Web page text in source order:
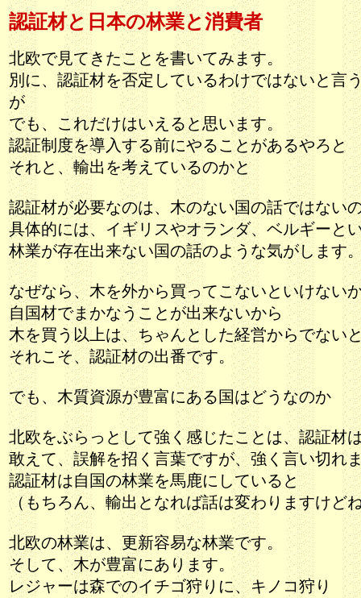
認証材と日本の林業と消費者
北欧で見てきたことを書いてみます。
別に、認証材を否定しているわけではないと言
が
でも、これだけはいえると思います。
認証制度を導入する前にやることがあるやろと
それと、輸出を考えているのかと
認証材が必要なのは、木のない国の話ではない
具体的には、イギリスやオランダ、ベルギーと
林業が存在出来ない国の話のような気がします
なぜなら、木を外から買ってこないといけない
自国材でまかなうことが出来ないから
木を買う以上は、ちゃんとした経営からでない
それこそ、認証材の出番です。
でも、木質資源が豊富にある国はどうなのか
北欧をぶらっとして強く感じたことは、認証材
敢えて、誤解を招く言葉ですが、強く言い切れ
認証材は自国の林業を馬鹿にしていると
（もちろん、輸出となれば話は変わりますけど
北欧の林業は、更新容易な林業です。
そして、木が豊富にあります。
レジャーは森でのイチゴ狩りに、キノコ狩り